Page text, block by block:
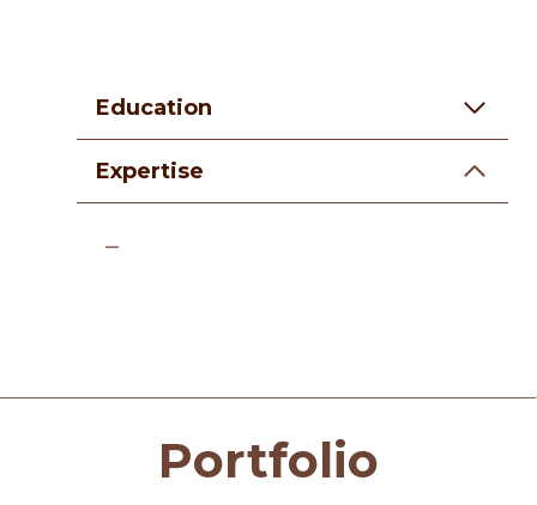
Education
Expertise
Portfolio